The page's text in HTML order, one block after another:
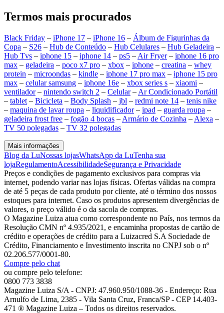
Termos mais procurados
Black Friday – iPhone 17 – iPhone 16 – Álbum de Figurinhas da
Copa – S26 – Hub de Conteúdo – Hub Celulares – Hub Geladeira –
Hub Tvs – iphone 15 – iphone 14 – ps5 – Air Fryer– iphone 16 pro
max – geladeira – poco x7 pro – xbox – iphone – creatina – whey
protein – microondas – kindle – iphone 17 pro max – iphone 15 pro
max – celular samsung – iphone 16e – xbox series s – xiaomi –
ventilador– nintendo switch 2 – Celular– Ar Condicionado Portátil
– tablet – Bicicleta – Body Splash – jbl – redmi note 14 – tenis nike
– maquina de lavar roupa – liquidificador– ipad – guarda roupa –
geladeira frost free – fogão 4 bocas – Armário de Cozinha – Alexa –
TV 50 polegadas – TV 32 polegadas
Mais informações
Blog da LuNossas lojasWhatsApp da LuTenha sua
lojaRegulamentoAcessibilidadeSegurança e Privacidade
Preços e condições de pagamento exclusivos para compras via
internet, podendo variar nas lojas físicas. Ofertas válidas na compra
de até 5 peças de cada produto por cliente, até o término dos nossos
estoques para internet. Caso os produtos apresentem divergências de
valores, o preço válido é o da sacola de compras.
O Magazine Luiza atua como correspondente no País, nos termos da
Resolução CMN nº 4.935/2021, e encaminha propostas de cartão de
crédito e operações de crédito para a Luizacred S.A Sociedade de
Crédito, Financiamento e Investimento inscrita no CNPJ sob o nº
02.206.577/0001-80.
Compre pelo chat
ou compre pelo telefone:
0800 773 3838
Magazine Luiza S/A - CNPJ: 47.960.950/1088-36 - Endereço: Rua
Arnulfo de Lima, 2385 - Vila Santa Cruz, Franca/SP - CEP 14.403-
471 ® Magazine Luiza – Todos os direitos reservados.